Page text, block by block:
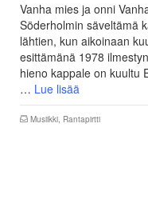
Vanha mies ja onni
Söderholmin säveltämä
lähtien, kun aikoinaan
esittämänä 1978
hieno kappale on kuultu
… Lue lisää
Musiikki, Rantapirtti